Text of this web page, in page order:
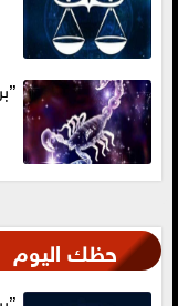
حظك اليوم